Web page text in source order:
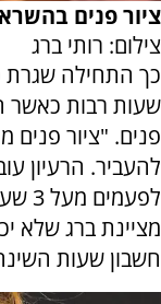
ציור פנים
צילום: רותי ברג
כך התחילה שגרת
שעות רבות כאשר
פנים. "ציור פנים
להעביר. הרעיון
מציינת ברג שלא
חשבון שעות